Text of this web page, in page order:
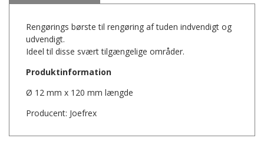
Rengørings børste til rengøring af tuden indvendigt og
udvendigt.
Ideel til disse svært tilgængelige områder.
Produktinformation
Ø 12 mm x 120 mm længde
Producent: Joefrex